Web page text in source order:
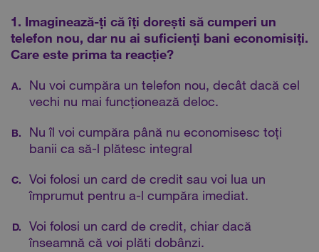
1. Imaginează-ți că îți dorești să cumperi un
telefon nou, dar nu ai suficienți bani economisiți.
Care este prima ta reacție?
A.
Nu voi cumpăra un telefon nou, decât dacă cel
vechi nu mai funcționează deloc.
B.
Nu îl voi cumpăra până nu economisesc toți
banii ca să-l plătesc integral
C.
Voi folosi un card de credit sau voi lua un
împrumut pentru a-l cumpăra imediat.
D.
Voi folosi un card de credit, chiar dacă
înseamnă că voi plăti dobânzi.